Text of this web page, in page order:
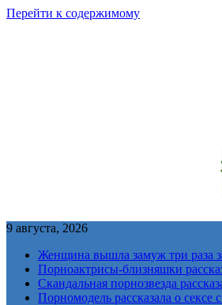
Перейти к содержимому
9 августа, 2026
Женщина вышла замуж три раза
Порноактрисы-близняшки
Скандальная порнозвезда
Порномодель рассказала о сексе